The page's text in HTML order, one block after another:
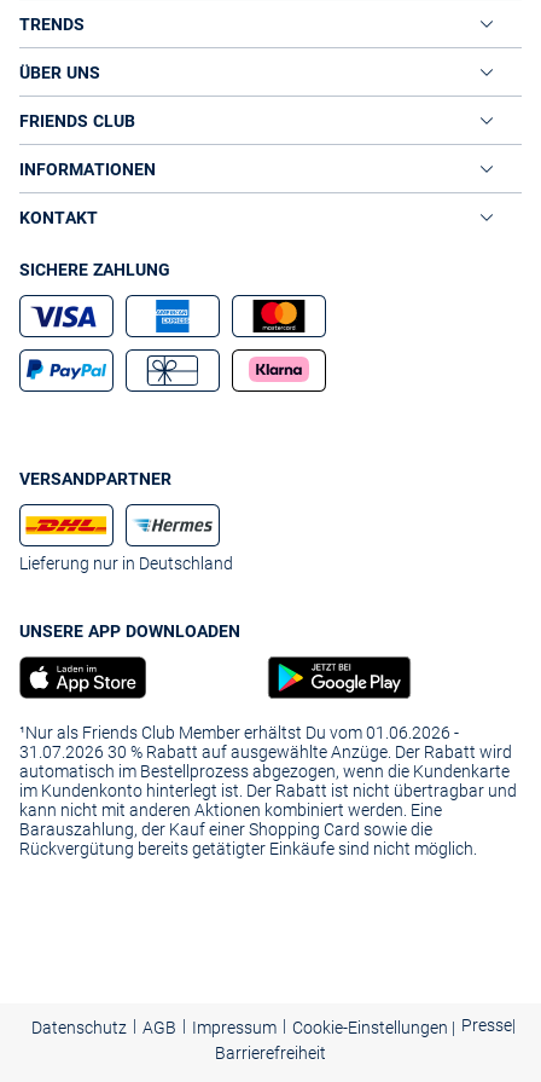
TRENDS
ÜBER UNS
FRIENDS CLUB
INFORMATIONEN
KONTAKT
SICHERE ZAHLUNG
VERSANDPARTNER
Lieferung nur in Deutschland
UNSERE APP DOWNLOADEN
¹Nur als Friends Club Member erhältst Du vom 01.06.2026 -
31.07.2026 30 % Rabatt auf ausgewählte Anzüge. Der Rabatt wird
automatisch im Bestellprozess abgezogen, wenn die Kundenkarte
im Kundenkonto hinterlegt ist. Der Rabatt ist nicht übertragbar und
kann nicht mit anderen Aktionen kombiniert werden. Eine
Barauszahlung, der Kauf einer Shopping Card sowie die
Rückvergütung bereits getätigter Einkäufe sind nicht möglich.
Datenschutz | AGB | Impressum | Cookie-Einstellungen | Presse|
Barrierefreiheit